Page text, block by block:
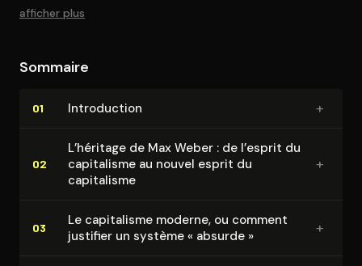
afficher plus
Sommaire
01 In­tro­duc­tion +
02
L’héritage de Max Weber : de l’esprit du
capitalisme au nouvel esprit du
capitalisme
+
03
Le capitalisme moderne, ou comment
justifier un système « absurde »
+